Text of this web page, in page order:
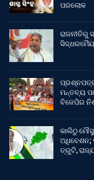
ପରଲୋକ
ରାଜନୀତିରୁ
ମନ୍ତବ୍ୟ
ବିଜେପିର
କାଲିଠୁ
ଅଧିବେଶନ;
ତ୍ରୁଟି,